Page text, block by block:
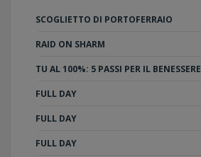
SCOGLIETTO DI PORTOFERRAIO
RAID ON SHARM
TU AL 100%: 5 PASSI PER IL BENESSERE
FULL DAY
FULL DAY
FULL DAY